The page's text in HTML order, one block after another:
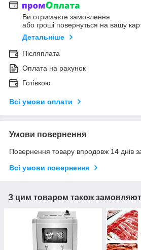
Ви отримаєте замовлення
або гроші повернуться на вашу
Детальніше
Післяплата
Оплата на рахунок
Готівкою
Всі умови оплати
Умови повернення
Повернення товару впродовж 14 днів
Всі умови повернення
З цим товаром також